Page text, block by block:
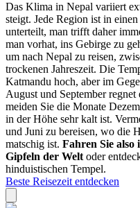
Das Klima in Nepal variiert
steigt. Jede Region ist in
unterteilt, man trifft daher
man vorhat, ins Gebirge zu
um nach Nepal zu reisen,
trockenen Jahreszeit. Die
Katmandu hoch, aber im
August und September
meiden Sie die Monate
in der Höhe sehr kalt ist.
und Juni zu bereisen, wo die
matschig ist. Fahren Sie also
Gipfeln der Welt oder
hinduistischen Tempel.
Beste Reisezeit entdecken